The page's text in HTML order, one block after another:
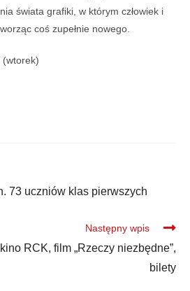
świata grafiki, w którym człowiek i
coś zupełnie nowego.
(wtorek)
73 uczniów klas pierwszych
Następny wpis
RCK, film „Rzeczy niezbędne”,
bilety